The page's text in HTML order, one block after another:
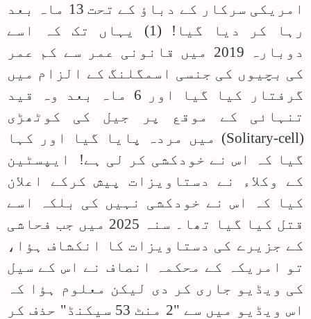
امریکی سرکار کے دباؤ کے تحت 13 ماہ بعد
رہا کر دیا گیا! (1) یہاں تک کہ اسے
دوبارہ 2019 میں قانونی عمر سے کم عمر
کی بچیوں کی جنسی اسمگلنگ کے الزام میں
گرفتار کیا گیا اور 6 ماہ بعد وہ قید
تنہائی کے موقع پر جیل کی کوٹھڑی
(
Solitary-cell) میں مردہ پایا گیا اور کہا
گیا کہ اس نے خودکشی کر لی ہے! ایپسٹین
کے وکلاء نے دستاویزات پیش کرکے اعلان
کیا کہ اس نے خودکشی نہیں کی بلکہ اسے
قتل کیا گیا تھا۔ سنہ 2025 میں جب فحاشی
کے جزیرے کی دستاویزات کا انکشاف ہؤا،
تو امریکہ کے محکمہ انصاف نے اس کے سیل
کی ویڈیو جاری کر دی لیکن معلوم ہؤا کہ
اس ویڈیو میں سے "2 منٹ 53 سیکنڈ" حذف کر